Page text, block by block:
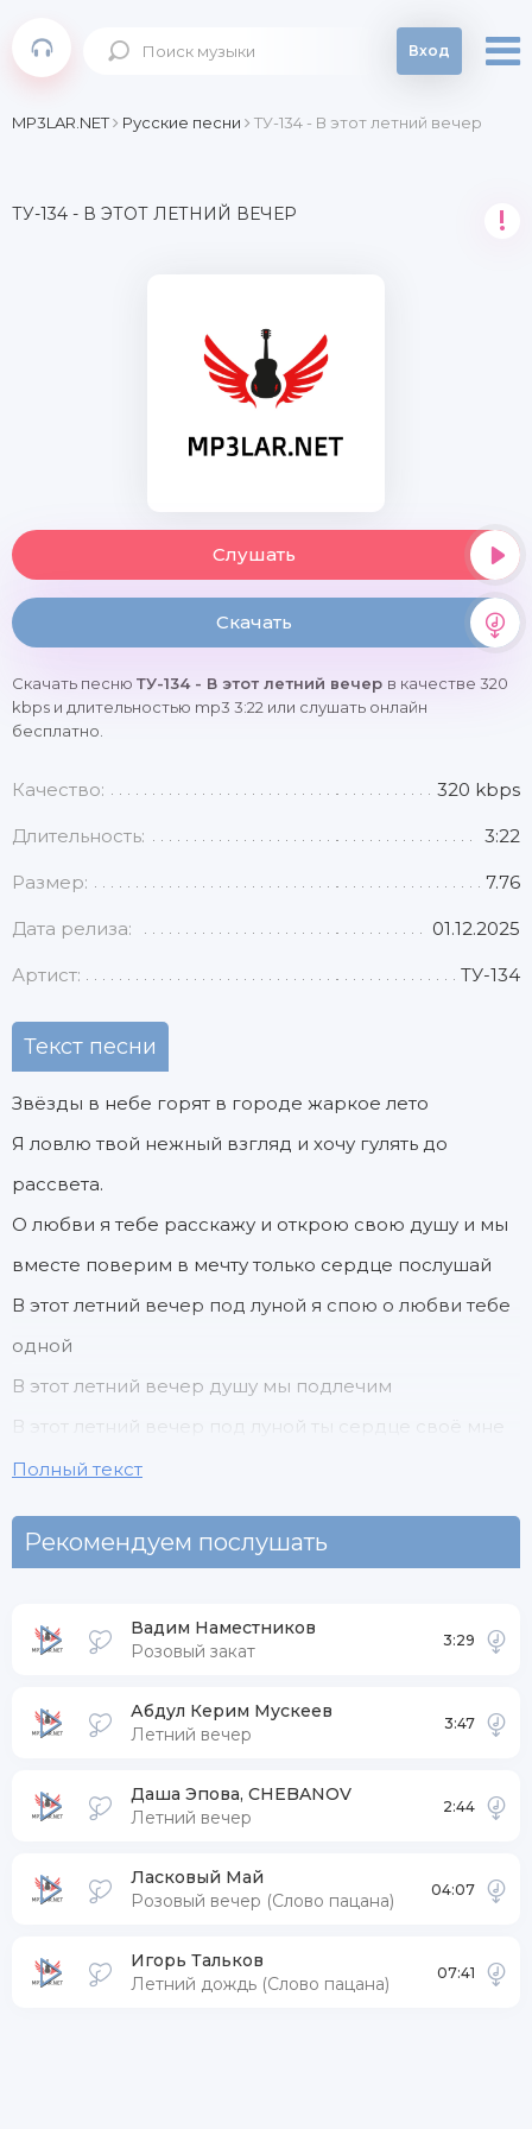
Вход
MP3LAR.NET Русские песни ТУ-134 - В этот летний вечер
ТУ-134 - В ЭТОТ ЛЕТНИЙ ВЕЧЕР !
Слушать
Скачать
Скачать песню ТУ-134 - В этот летний вечер в качестве 320
kbps и длительностью mp3 3:22 или слушать онлайн
бесплатно.
Качество: 320 kbps
Длительность: 3:22
Размер: 7.76
Дата релиза: 01.12.2025
Артист: ТУ-134
Текст песни
Звёзды в небе горят в городе жаркое лето
Я ловлю твой нежный взгляд и хочу гулять до
рассвета.
О любви я тебе расскажу и открою свою душу и мы
вместе поверим в мечту только сердце послушай
В этот летний вечер под луной я спою о любви тебе
одной
В этот летний вечер душу мы подлечим
В этот летний вечер под луной ты сердце своё мне
открой
Полный текст
Рекомендуем послушать
Вадим Наместников
Розовый закат
3:29
Абдул Керим Мускеев
Летний вечер
3:47
Даша Эпова, CHEBANOV
Летний вечер
2:44
Ласковый Май
Розовый вечер (Слово пацана)
04:07
Игорь Тальков
Летний дождь (Слово пацана)
07:41